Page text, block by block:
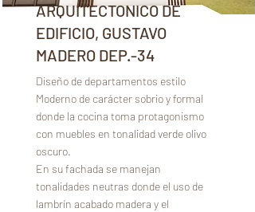
ARQUITECTONICO DE
EDIFICIO, GUSTAVO
MADERO DEP.-34
Diseño de departamentos estilo
Moderno de carácter sobrio y formal
donde la cocina toma protagonismo
con muebles en tonalidad verde olivo
oscuro.
En su fachada se manejan
tonalidades neutras donde el uso de
lambrín acabado madera y el